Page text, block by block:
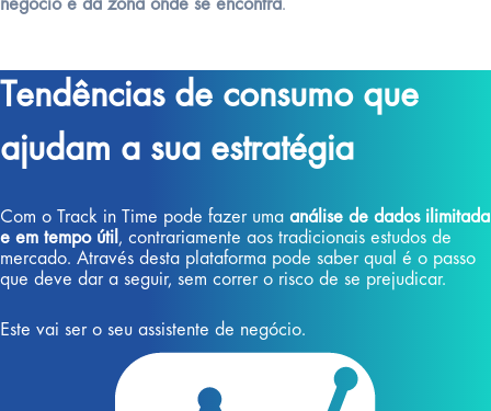
negócio e da zona onde se encontra.
Tendências de consumo que
ajudam a sua estratégia
Com o Track in Time pode fazer uma análise de dados ilimitada
e em tempo útil , contrariamente aos tradicionais estudos de
mercado. Através desta plataforma pode saber qual é o passo
que deve dar a seguir, sem correr o risco de se prejudicar.
Este vai ser o seu assistente de negócio.